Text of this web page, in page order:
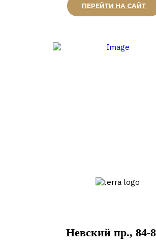
ПЕРЕЙТИ НА САЙТ
Невский пр., 84-